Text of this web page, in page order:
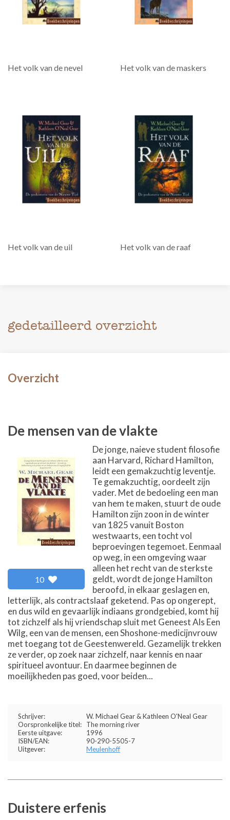
Het volk van de nevel Het volk van de maskers
Het volk van de uil Het volk van de raaf
gedetailleerd overzicht
Overzicht
De mensen van de vlakte
10
De jonge, naieve student filosofie
aan Harvard, Richard Hamilton,
leidt een gemakzuchtig leventje.
Te gemakzuchtig, oordeelt zijn
vader. Met de bedoeling een man
van hem te maken, stuurt de oude
Hamilton zijn zoon in de winter
van 1825 vanuit Boston
westwaarts, een tocht vol
beproevingen tegemoet. Eenmaal
op weg, in een omgeving waar
alleen het recht van de sterkste
geldt, wordt de jonge Hamilton
beroofd, in elkaar geslagen en,
letterlijk, als contractslaaf geketend. Pas op ongerept,
en dus wild en gevaarlijk indiaans grondgebied, komt hij
tot zichzelf als hij vriendschap sluit met Geneest Als Een
Wilg, een van de mensen, een Shoshone-medicijnvrouw
met toegang tot de Geestenwereld. Gezamelijk trekken
ze verder, op zoek naar zichzelf, naar kennis en naar
spiritueel avontuur. En daarmee beginnen de
moeilijkheden pas goed, voor beiden...
Schrijver:
W. Michael Gear & Kathleen O'Neal Gear
Oorspronkelijke titel:
The morning river
Eerste uitgave:
1996
ISBN/EAN:
90-290-5505-7
Uitgever:
Meulenhoff
Duistere erfenis